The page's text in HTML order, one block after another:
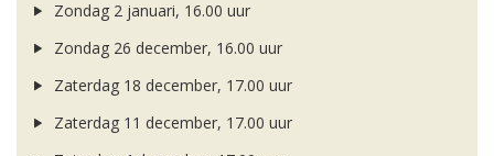
Zondag 2 januari, 16.00 uur
Zondag 26 december, 16.00 uur
Zaterdag 18 december, 17.00 uur
Zaterdag 11 december, 17.00 uur